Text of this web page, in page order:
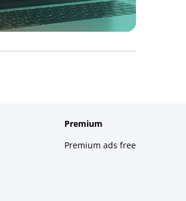
Premium
Premium ads free